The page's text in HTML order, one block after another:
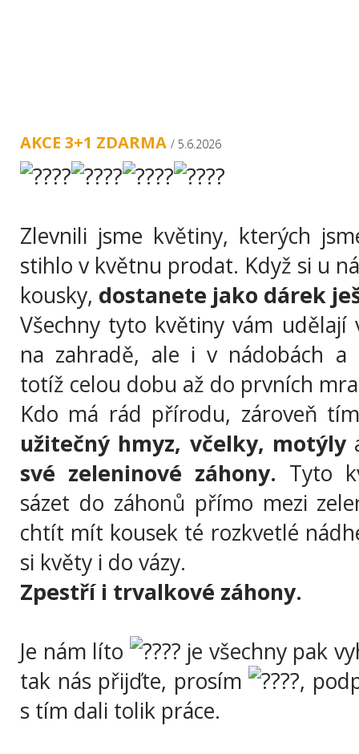
AKCE 3+1 ZDARMA / 5.6.2026
Zlevnili jsme květiny, kterých
stihlo v květnu prodat. Když si u
kousky, dostanete jako dárek
Všechny tyto květiny vám udělají
na zahradě, ale i v nádobách a
totíž celou dobu až do prvních
Kdo má rád přírodu, zároveň
užitečný hmyz, včelky, motýly
své zeleninové záhony. Tyto
sázet do záhonů přímo mezi
chtít mít kousek té rozkvetlé
si květy i do vázy.
Zpestří i trvalkové záhony.
Je nám líto
je všechny pak
tak nás přijďte, prosím
,
s tím dali tolik práce.